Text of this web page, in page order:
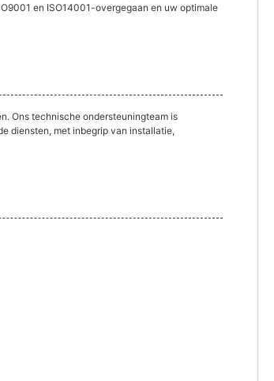
en ISO14001-overgegaan en uw optimale
Ons technische ondersteuningteam is
diensten, met inbegrip van installatie,